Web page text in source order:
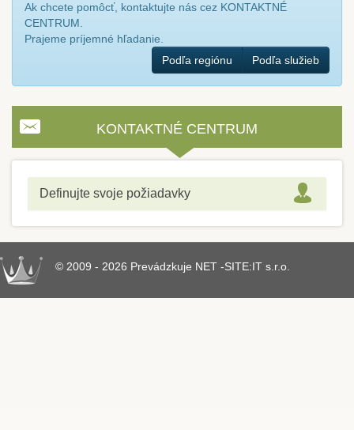
Ak chcete pomôcť, kontaktujte nás cez KONTAKTNÉ
CENTRUM.
Prajeme príjemné hľadanie.
Podľa regiónu
Podľa služieb
KONTAKTNÉ CENTRUM
Definujte svoje požiadavky
© 2009 - 2026 Prevádzkuje NET -SITE:IT s.r.o.